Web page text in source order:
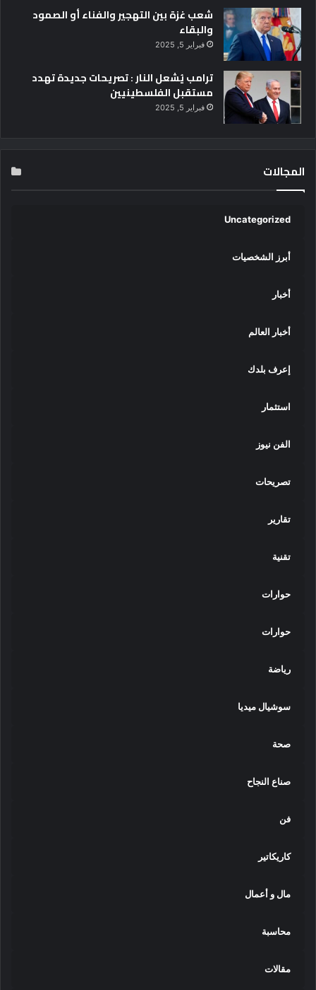
شعب غزة بين التهجير والفناء أو الصمود
والبقاء
فبراير 5, 2025
ترامب يُشعل النار : تصريحات جديدة تهدد
مستقبل الفلسطينيين
فبراير 5, 2025
المجالات
Uncategorized
أبرز الشخصيات
أخبار
أخبار العالم
إعرف بلدك
استثمار
الفن نيوز
تصريحات
تقارير
تقنية
حوارات
حوارات
رياضة
سوشيال ميديا
صحة
صناع النجاح
فن
كاريكاتير
مال و أعمال
محاسبة
مقالات